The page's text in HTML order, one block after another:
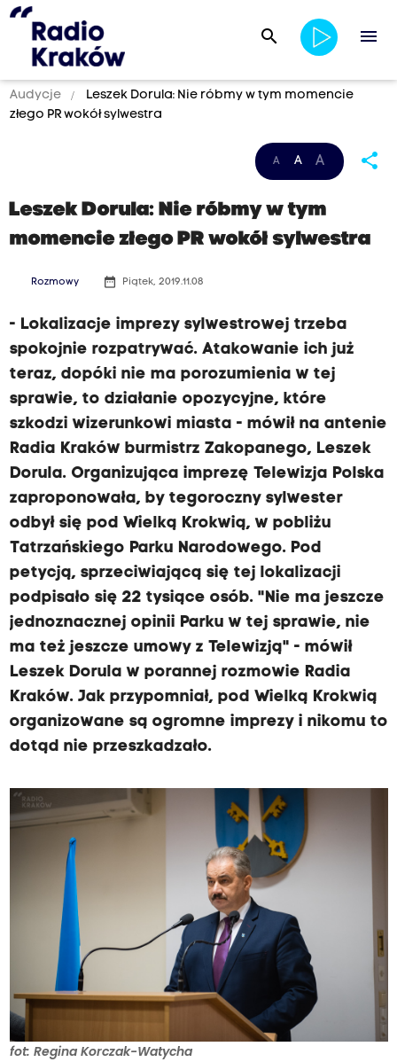
search menu
Audycje
Leszek Dorula: Nie róbmy w tym momencie
złego PR wokół sylwestra
A A A share
Leszek Dorula: Nie róbmy w tym
momencie złego PR wokół sylwestra
Rozmowy date_range Piątek, 2019.11.08
- Lokalizacje imprezy sylwestrowej trzeba
spokojnie rozpatrywać. Atakowanie ich już
teraz, dopóki nie ma porozumienia w tej
sprawie, to działanie opozycyjne, które
szkodzi wizerunkowi miasta - mówił na antenie
Radia Kraków burmistrz Zakopanego, Leszek
Dorula. Organizująca imprezę Telewizja Polska
zaproponowała, by tegoroczny sylwester
odbył się pod Wielką Krokwią, w pobliżu
Tatrzańskiego Parku Narodowego. Pod
petycją, sprzeciwiającą się tej lokalizacji
podpisało się 22 tysiące osób. "Nie ma jeszcze
jednoznacznej opinii Parku w tej sprawie, nie
ma też jeszcze umowy z Telewizją" - mówił
Leszek Dorula w porannej rozmowie Radia
Kraków. Jak przypomniał, pod Wielką Krokwią
organizowane są ogromne imprezy i nikomu to
dotąd nie przeszkadzało.
fot: Regina Korczak-Watycha